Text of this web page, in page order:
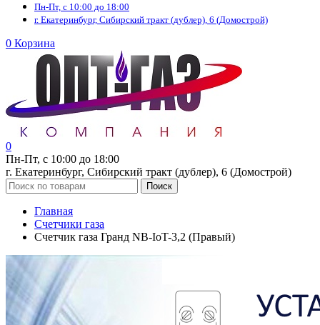
Пн-Пт, с 10:00 до 18:00
г. Екатеринбург, Сибирский тракт (дублер), 6 (Домострой)
0 Корзина
0
Пн-Пт, с 10:00 до 18:00
г. Екатеринбург, Сибирский тракт (дублер), 6 (Домострой)
Поиск
Главная
Счетчики газа
Счетчик газа Гранд NB-IoT-3,2 (Правый)